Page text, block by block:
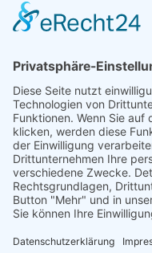
Spenden können steuerlich
Förderung
© 1987 – 2025
Storchenhof Loburg e.V.
Alle Rechte vorbehalten.
Cookie-Einstellungen
Navigation überspringen
Impressum
Haftungsausschluss